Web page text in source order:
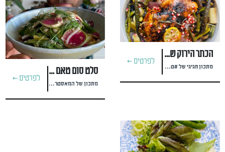
הכתר הירוק של ראש השנה
מתכון חגיגי של #טל מאירי
לפרטים >
סלט סום טאם מרענן לשבועות קצת אחר
מתכון של המאסטר #nadav_geller
לפרטים >